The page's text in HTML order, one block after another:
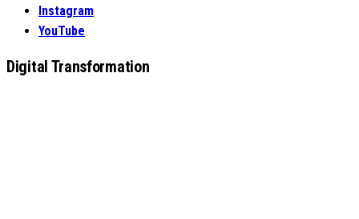
Instagram
YouTube
Digital Transformation